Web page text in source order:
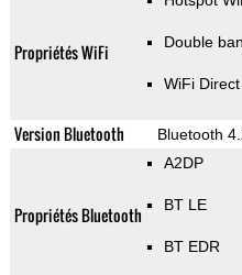
Propriétés WiFi Double
WiFi Direct
Version Bluetooth Bluetooth
Propriétés Bluetooth
A2DP
BT LE
BT EDR